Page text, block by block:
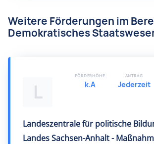
Weitere Förderungen im
Demokratisches
L
Landeszentrale für politische
Landes Sachsen-Anhalt -
FÖRDERHÖHE
k.A
ANTRAG
Jederzeit